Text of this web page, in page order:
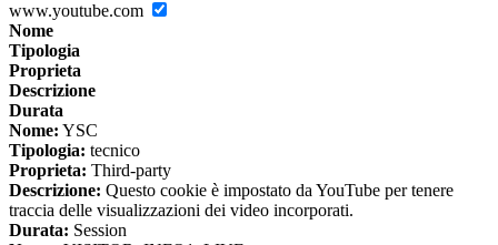
www.youtube.com
Nome
Tipologia
Proprieta
Descrizione
Durata
Nome: YSC
Tipologia: tecnico
Proprieta: Third-party
Descrizione: Questo cookie è impostato da YouTube per tenere
traccia delle visualizzazioni dei video incorporati.
Durata: Session